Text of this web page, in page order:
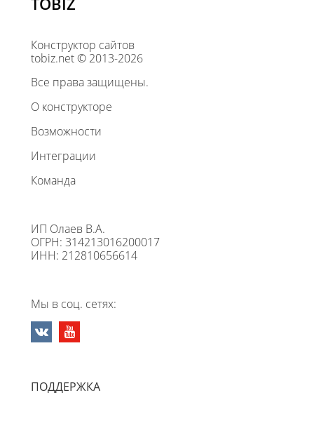
Конструктор сайтов
tobiz.net © 2013-2026
Все права защищены.
О конструкторе
Возможности
Интеграции
Команда
ИП Олаев В.А.
ОГРН: 314213016200017
ИНН: 212810656614
Мы в соц. сетях:
ПОДДЕРЖКА